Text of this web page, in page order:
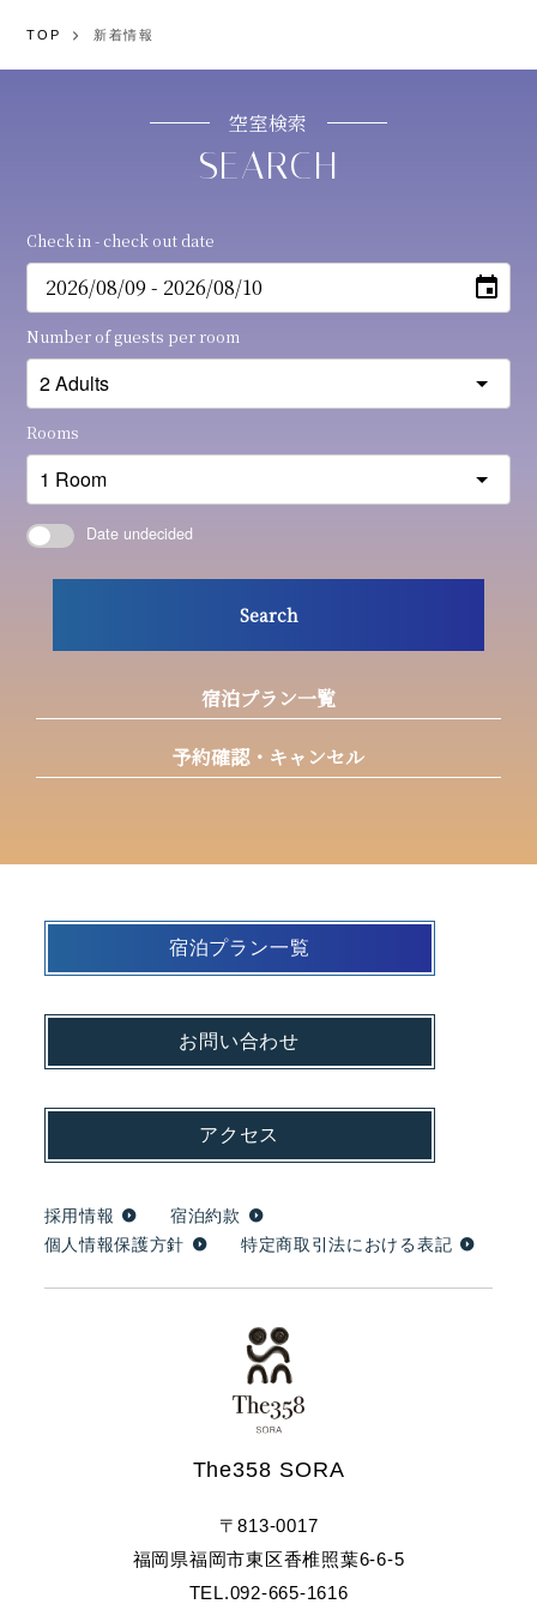
TOP 新着情報
空室検索
Check in - check out date
Number of guests per room
Rooms
Search
Date undecided
宿泊プラン一覧
予約確認・キャンセル
The358 SORA
〒813-0017
福岡県福岡市東区香椎照葉6-6-5
TEL.092-665-1616
宿泊プラン一覧
お問い合わせ
アクセス
採用情報
宿泊約款
個人情報保護方針
特定商取引法における表記